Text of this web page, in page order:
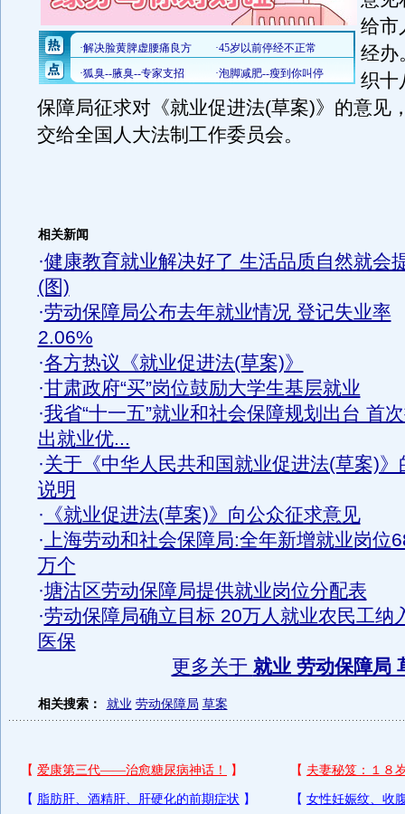
给市
经办
织十
保障局征求对《就业促进法(草案)》的意见
交给全国人大法制工作委员会。
相关新闻
·健康教育就业解决好了 生活品质自然就会
(图)
·劳动保障局公布去年就业情况 登记失业率
2.06%
·各方热议《就业促进法(草案)》
·甘肃政府“买”岗位鼓励大学生基层就业
·我省“十一五”就业和社会保障规划出台 首
出就业优...
·关于《中华人民共和国就业促进法(草案)》
说明
· 《就业促进法(草案)》向公众征求意见
·上海劳动和社会保障局:全年新增就业岗位
万个
·塘沽区劳动保障局提供就业岗位分配表
·劳动保障局确立目标 20万人就业农民工纳
医保
更多关于 就业 劳动保障局
相关搜索： 就业 劳动保障局 草案